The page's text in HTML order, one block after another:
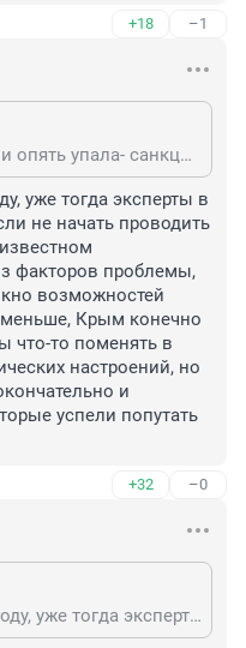
+18 –1
Ну встала, не удержалась и опять упала- санкции подсекли, газ окраине вообще теперь дарить будем поддержать наших в загнивающей европе надо, а то понабрали по однопроцентной ипотеке хоромы отопить бы их не мешало, да и хамон больше не откуда везти своим думцам
уже тогда эксперты в
не начать проводить
факторов проблемы,
возможностей
Крым конечно
что-то поменять в
настроений, но
и
успели попутать
+32 –0
Задница началась в 2012 году, уже тогда эксперты в один голос твердили, что если не начать проводить реформы, то все полетит в известном направлении. Крым- один из факторов проблемы, но не основной. У кремля окно возможностей становилось все меньше и меньше, Крым конечно дал им несколько лет, чтобы что-то поменять в стране на подъеме патриотических настроений, но вместо этого власти ох.ли окончательно и потеряли даже те берега, которые успели попутать до 2012-го.